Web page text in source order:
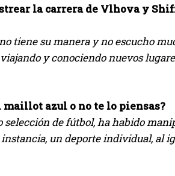
la carrera de Vlhova y
tiene su manera y no escucho
y conociendo nuevos
maillot azul o no te lo piensas?
selección de fútbol, ​​ha habido
un deporte individual, al